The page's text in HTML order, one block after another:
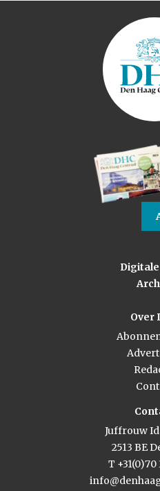
Over
Juffrouw
2513 BE
T